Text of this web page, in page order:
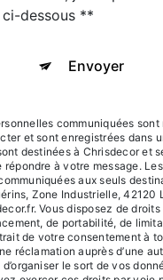
dessous **
Envoyer
communiquées sont
et sont enregistrées dans
destinées à Chrisdecor et
répondre à votre message.
aux seuls
Zone Industrielle, 42120
Vous disposez de droits
de portabilité, de
de votre consentement à
réclamation auprès d’une
le sort de vos